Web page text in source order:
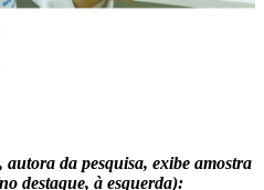
da pesquisa, exibe amostra
destaque, à esquerda):